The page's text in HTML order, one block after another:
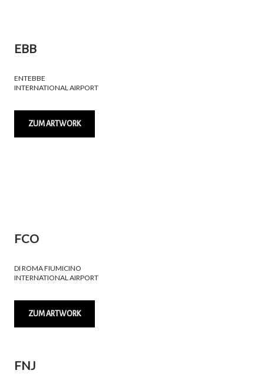
EBB
ENTEBBE
INTERNATIONAL AIRPORT
ZUM ARTWORK
FCO
DI ROMA FIUMICINO
INTERNATIONAL AIRPORT
ZUM ARTWORK
FNJ